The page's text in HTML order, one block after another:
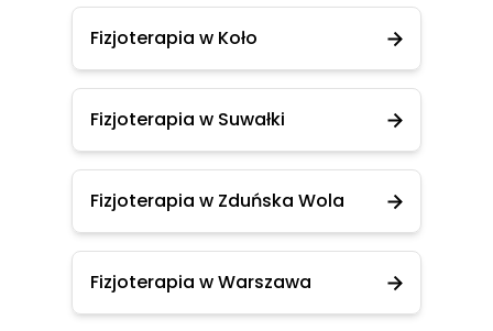
Fizjoterapia w Koło
Fizjoterapia w Suwałki
Fizjoterapia w Zduńska Wola
Fizjoterapia w Warszawa